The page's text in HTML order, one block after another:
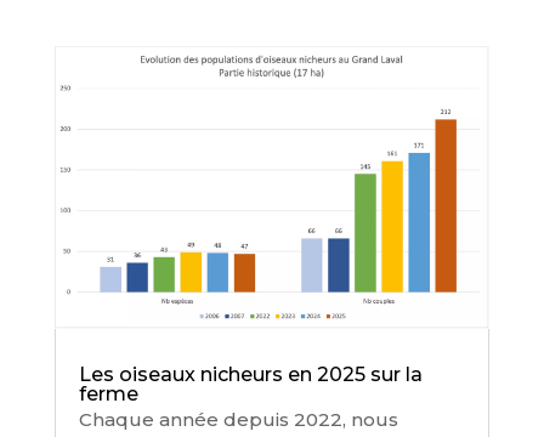
Les oiseaux nicheurs en 2025 sur la
ferme
Chaque année depuis 2022, nous